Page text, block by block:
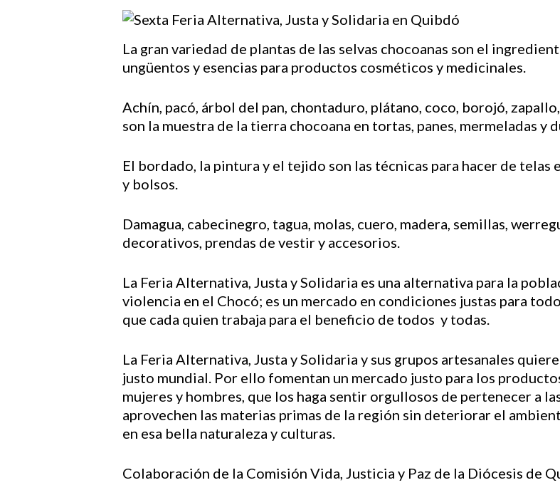
Hit enter to search or ESC to close
La gran variedad de plantas de las selvas chocoanas son el
ungüentos y esencias para productos cosméticos y medicinales.
Achín, pacó, árbol del pan, chontaduro, plátano, coco, borojó,
son la muestra de la tierra chocoana en tortas, panes, mermeladas y
El bordado, la pintura y el tejido son las técnicas para hacer de telas
y bolsos.
Damagua, cabecinegro, tagua, molas, cuero, madera, semillas,
decorativos, prendas de vestir y accesorios.
La Feria Alternativa, Justa y Solidaria es una alternativa para la
violencia en el Chocó; es un mercado en condiciones justas para
que cada quien trabaja para el beneficio de todos y todas.
La Feria Alternativa, Justa y Solidaria y sus grupos artesanales
justo mundial. Por ello fomentan un mercado justo para los
mujeres y hombres, que los haga sentir orgullosos de pertenecer a
aprovechen las materias primas de la región sin deteriorar el
en esa bella naturaleza y culturas.
Colaboración de la Comisión Vida, Justicia y Paz de la Diócesis de